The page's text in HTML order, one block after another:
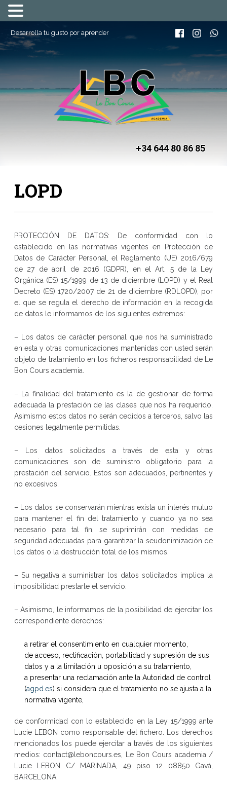
Desarrolla tu gusto por aprender
+34 644 80 86 85
LOPD
PROTECCIÓN DE DATOS: De conformidad con lo
establecido en las normativas vigentes en Protección de
Datos de Carácter Personal, el Reglamento (UE) 2016/679
de 27 de abril de 2016 (GDPR), en el Art. 5 de la Ley
Orgánica (ES) 15/1999 de 13 de diciembre (LOPD) y el Real
Decreto (ES) 1720/2007 de 21 de diciembre (RDLOPD), por
el que se regula el derecho de información en la recogida
de datos le informamos de los siguientes extremos:
– Los datos de carácter personal que nos ha suministrado
en esta y otras comunicaciones mantenidas con usted serán
objeto de tratamiento en los ficheros responsabilidad de Le
Bon Cours academia.
– La finalidad del tratamiento es la de gestionar de forma
adecuada la prestación de las clases que nos ha requerido.
Asimismo estos datos no serán cedidos a terceros, salvo las
cesiones legalmente permitidas.
– Los datos solicitados a través de esta y otras
comunicaciones son de suministro obligatorio para la
prestación del servicio. Estos son adecuados, pertinentes y
no excesivos.
– Los datos se conservarán mientras exista un interés mutuo
para mantener el fin del tratamiento y cuando ya no sea
necesario para tal fin, se suprimirán con medidas de
seguridad adecuadas para garantizar la seudonimización de
los datos o la destrucción total de los mismos.
– Su negativa a suministrar los datos solicitados implica la
imposibilidad prestarle el servicio.
– Asimismo, le informamos de la posibilidad de ejercitar los
correspondiente derechos:
a retirar el consentimiento en cualquier momento,
de acceso, rectificación, portabilidad y supresión de sus
datos y a la limitación u oposición a su tratamiento,
a presentar una reclamación ante la Autoridad de control
(agpd.es) si considera que el tratamiento no se ajusta a la
normativa vigente,
de conformidad con lo establecido en la Ley 15/1999 ante
Lucie LEBON como responsable del fichero. Los derechos
mencionados los puede ejercitar a través de los siguientes
medios: contact@leboncours.es, Le Bon Cours academia /
Lucie LEBON C/ MARINADA, 49 piso 12 08850 Gavà,
BARCELONA.